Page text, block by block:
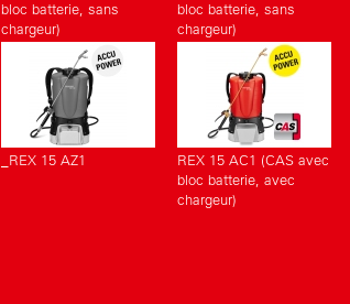
bloc batterie, sans
chargeur)
bloc batterie, sans
chargeur)
_REX 15 AZ1
REX 15 AC1 (CAS avec
bloc batterie, avec
chargeur)